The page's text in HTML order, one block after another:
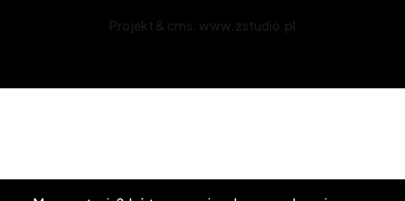
Projekt & cms: www.zstudio.pl